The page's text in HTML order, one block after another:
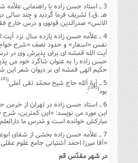
3 ـ استاد حسن زاده با راهنمایى علاّمه شعرانى، به حضور آیت الله حاج میرزا سید ابوالحسن رفیعى قزوینى
هـ .ق.) تشریف فرما گردید و چند سالى
الانس» صدرالدین قونوى و درس خارج
نفس «اسفار» و حدود نصف «شرح خواجه
آیت الله قمشه اى براى پذیرش وى در
حسن زاده را به عنوان شاگرد خود مى
حکیم الهى قمشه اى بر دیوان شعر این
5 ـ آیة آلله حاج شیخ محمّد تقى آملى
(
[15]
بود(
[16]
)
.
این مورد مى نویسد: «این کمترین،
مبارکش خوانده است و مَدرس ما
«آقا میرزا احمد آشتیانى جامع علوم
در شهر مقدّس قم